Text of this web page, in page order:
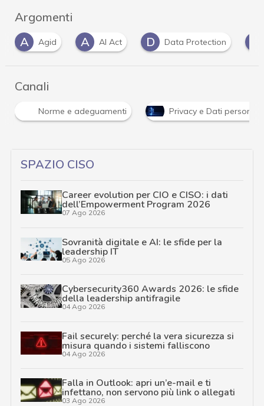
Argomenti
A
AI Act D Data Protection D dati personali
Canali
Norme e adeguamenti Privacy e Dati personali
SPAZIO CISO
Career evolution per CIO e CISO: i dati
dell’Empowerment Program 2026
07 Ago 2026
Sovranità digitale e AI: le sfide per la
leadership IT
05 Ago 2026
Cybersecurity360 Awards 2026: le sfide
della leadership antifragile
04 Ago 2026
Fail securely: perché la vera sicurezza si
misura quando i sistemi falliscono
04 Ago 2026
Falla in Outlook: apri un’e-mail e ti
infettano, non servono più link o allegati
03 Ago 2026